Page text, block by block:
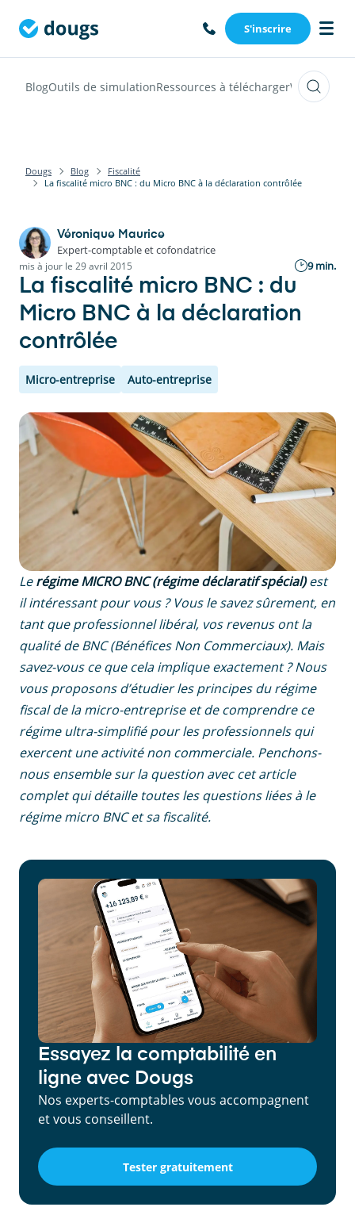
S'inscrire
BlogOutils de simulationRessources à téléchargerWebinars
Dougs Blog
Fiscalité
La fiscalité micro BNC : du Micro BNC à la déclaration contrôlée
Véronique Maurice
Expert-comptable et cofondatrice
mis à jour le 29 avril 2015 9 min.
La fiscalité micro BNC : du
Micro BNC à la déclaration
contrôlée
Micro-entreprise Auto-entreprise
Lerégime MICRO BNC (régime déclaratif spécial)est
il intéressant pour vous ? Vous le savez sûrement, en
tant que professionnel libéral, vos revenus ont la
qualité de BNC (Bénéfices Non Commerciaux). Mais
savez-vous ce que cela implique exactement ? Nous
vous proposons d’étudier les principes du régime
fiscal de la micro-entreprise et de comprendre ce
régime ultra-simplifié pour les professionnels qui
exercent une activité non commerciale. Penchons-
nous ensemble sur la question avec cet article
complet qui détaille toutes les questions liées à le
régime micro BNC et sa fiscalité.
Essayez la comptabilité en
ligne avec Dougs
Nos experts-comptables vous accompagnent
et vous conseillent.
Tester gratuitement